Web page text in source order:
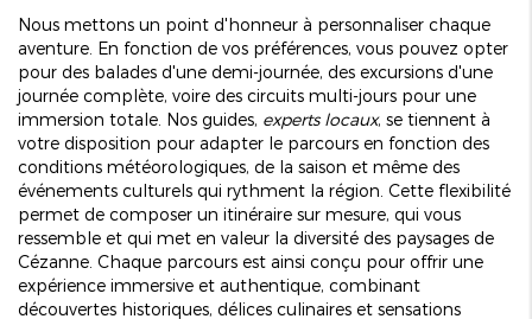
Nous mettons un point d'honneur à personnaliser chaque
aventure. En fonction de vos préférences, vous pouvez opter
pour des balades d'une demi-journée, des excursions d'une
journée complète, voire des circuits multi-jours pour une
immersion totale. Nos guides, experts locaux, se tiennent à
votre disposition pour adapter le parcours en fonction des
conditions météorologiques, de la saison et même des
événements culturels qui rythment la région. Cette flexibilité
permet de composer un itinéraire sur mesure, qui vous
ressemble et qui met en valeur la diversité des paysages de
Cézanne. Chaque parcours est ainsi conçu pour offrir une
expérience immersive et authentique, combinant
découvertes historiques, délices culinaires et sensations